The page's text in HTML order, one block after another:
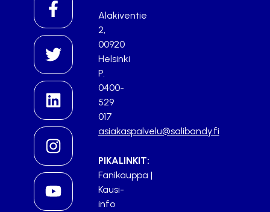
Alakiventie
2,
00920
Helsinki
P.
0400-
529
017
asiakaspalvelu@salibandy.fi
PIKALINKIT:
Fanikauppa |
Kausi-
info